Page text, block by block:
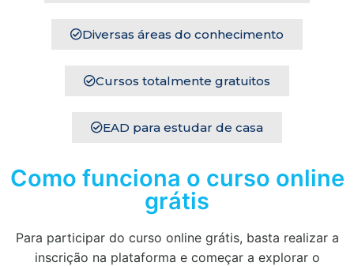
Diversas áreas do conhecimento
Cursos totalmente gratuitos
EAD para estudar de casa
Como funciona o curso online
grátis
Para participar do curso online grátis, basta realizar a
inscrição na plataforma e começar a explorar o